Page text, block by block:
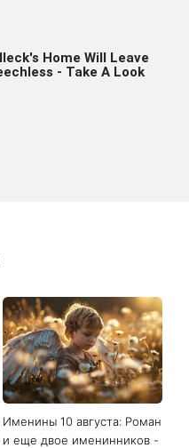
Именины 10 августа: Роман
и еще двое именинников -